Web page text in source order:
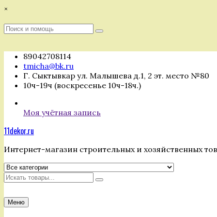
Перейти
содержимому
×
Поиск
Поиск
89042708114
tmicha@bk.ru
Г. Сыктывкар ул. Малышева д.1, 2 эт. место №80
10ч-19ч (воскресенье 10ч-18ч.)
Моя учётная запись
11dekor.ru
Интернет-магазин строительных и хозяйственных
Искать
Меню